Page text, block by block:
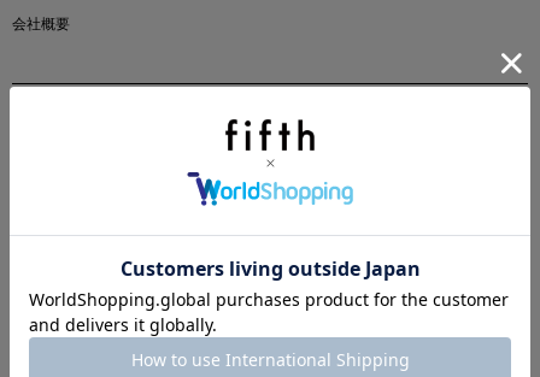
真夏のオフィスカジュアル
夏の即戦力ワンピ
会社概要